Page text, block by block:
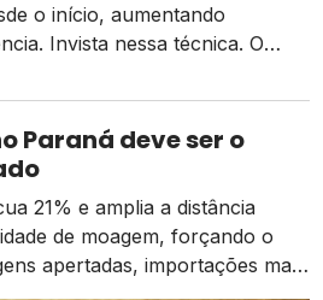
o início, aumentando
Invista nessa técnica. O
pragas iniciais faz parte de uma
impactar diretamente
assim como o clima,
pragas, […]
Paraná deve ser o
21% e amplia a distância
de moagem, forçando o
apertadas, importações mais
Niño intenso